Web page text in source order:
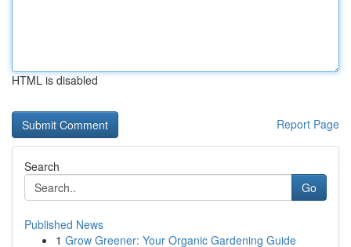
HTML is disabled
Report Page
Search
Go
Published News
1 Grow Greener: Your Organic Gardening Guide